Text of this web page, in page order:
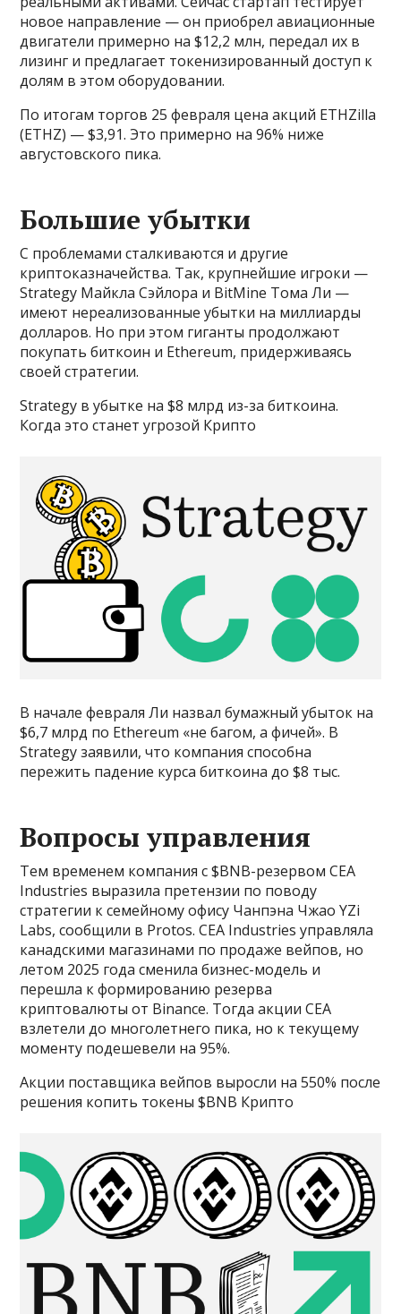
новое направление — он приобрел авиационные
двигатели примерно на $12,2 млн, передал их в
лизинг и предлагает токенизированный доступ к
долям в этом оборудовании.
По итогам торгов 25 февраля цена акций ETHZilla
(ETHZ) — $3,91. Это примерно на 96% ниже
августовского пика.
Большие убытки
С проблемами сталкиваются и другие
криптоказначейства. Так, крупнейшие игроки —
Strategy Майкла Сэйлора и BitMine Тома Ли —
имеют нереализованные убытки на миллиарды
долларов. Но при этом гиганты продолжают
покупать биткоин и Ethereum, придерживаясь
своей стратегии.
Strategy в убытке на $8 млрд из-за биткоина.
Когда это станет угрозой Крипто
В начале февраля Ли назвал бумажный убыток на
$6,7 млрд по Ethereum «не багом, а фичей». В
Strategy заявили, что компания способна
пережить падение курса биткоина до $8 тыс.
Вопросы управления
Тем временем компания с $BNB-резервом CEA
Industries выразила претензии по поводу
стратегии к семейному офису Чанпэна Чжао YZi
Labs, сообщили в Protos. CEA Industries управляла
канадскими магазинами по продаже вейпов, но
летом 2025 года сменила бизнес-модель и
перешла к формированию резерва
криптовалюты от Binance. Тогда акции CEA
взлетели до многолетнего пика, но к текущему
моменту подешевели на 95%.
Акции поставщика вейпов выросли на 550% после
решения копить токены $BNB Крипто